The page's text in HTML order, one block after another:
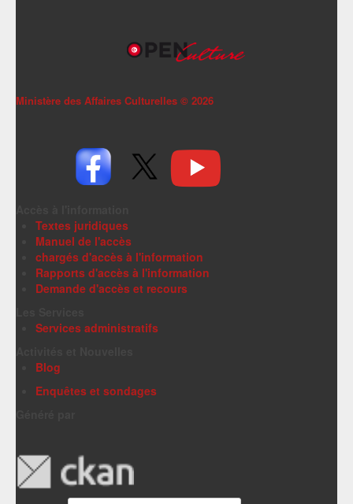
Ministère des Affaires Culturelles © 2026
Textes juridiques
Manuel de l'accès
chargés d'accès à l'information
Rapports d'accès à l'information
Demande d'accès et recours
Services administratifs
Blog
Enquêtes et sondages